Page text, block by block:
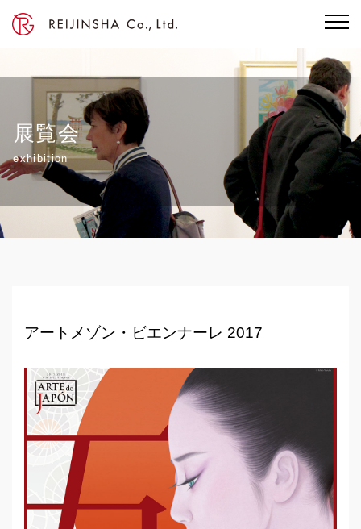
展覧会
exhibition
アートメゾン・ビエンナーレ 2017